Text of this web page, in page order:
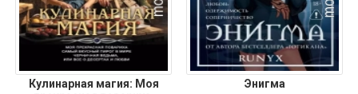
Кулинарная магия: Моя
Энигма